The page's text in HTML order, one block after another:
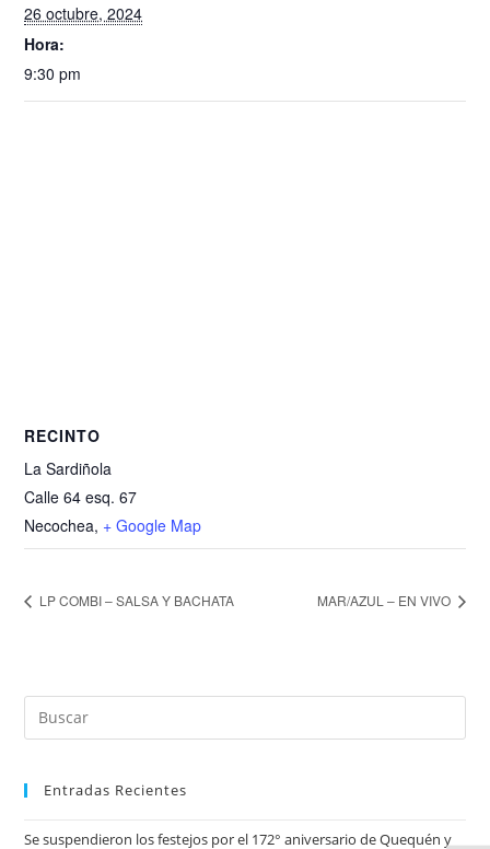
26 octubre, 2024
Hora:
9:30 pm
RECINTO
La Sardiñola
Calle 64 esq. 67
Necochea, + Google Map
LP COMBI – SALSA Y BACHATA MAR/AZUL – EN VIVO
Entradas Recientes
Se suspendieron los festejos por el 172° aniversario de Quequén y